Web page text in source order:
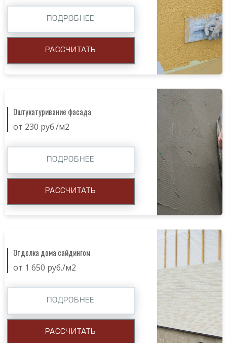
ПОДРОБНЕЕ
РАССЧИТАТЬ
Оштукатуривание фасада
от 230 руб./м2
ПОДРОБНЕЕ
РАССЧИТАТЬ
Отделка дома сайдингом
от 1 650 руб./м2
ПОДРОБНЕЕ
РАССЧИТАТЬ